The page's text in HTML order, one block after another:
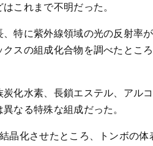
これまで不明だった。
特に紫外線領域の光の反射率
スの組成化合物を調べたところ
化水素、長鎖エステル、アル
なる特殊な組成だった。
晶化させたところ、トンボの体